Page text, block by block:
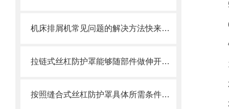
机床排屑机常见问题的解决方法快来看看吧！
拉链式丝杠防护罩能够随部件做伸开或压缩运动
按照缝合式丝杠防护罩具体所需条件定制